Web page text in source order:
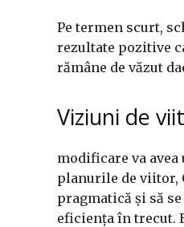
Pe termen scurt,
rezultate pozitive
rămâne de văzut
Viziuni de
modificare va
planurile de viitor,
pragmatică și să
eficiența în trecut.